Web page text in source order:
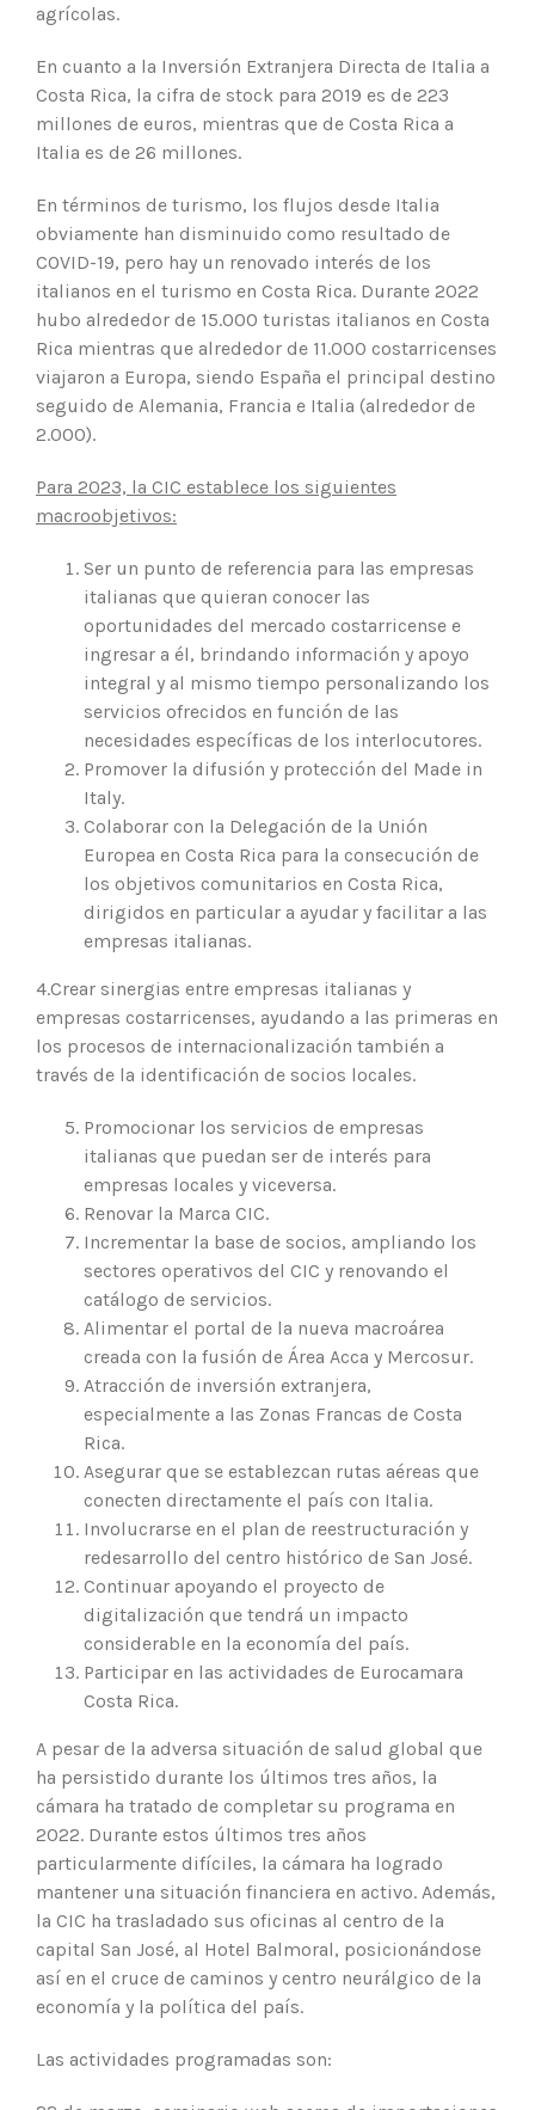
agrícolas.
En cuanto a la Inversión Extranjera Directa de Italia a
Costa Rica, la cifra de stock para 2019 es de 223
millones de euros, mientras que de Costa Rica a
Italia es de 26 millones.
En términos de turismo, los flujos desde Italia
obviamente han disminuido como resultado de
COVID-19, pero hay un renovado interés de los
italianos en el turismo en Costa Rica. Durante 2022
hubo alrededor de 15.000 turistas italianos en Costa
Rica mientras que alrededor de 11.000 costarricenses
viajaron a Europa, siendo España el principal destino
seguido de Alemania, Francia e Italia (alrededor de
2.000).
Para 2023, la CIC establece los siguientes
macroobjetivos:
Ser un punto de referencia para las empresas
italianas que quieran conocer las
oportunidades del mercado costarricense e
ingresar a él, brindando información y apoyo
integral y al mismo tiempo personalizando los
servicios ofrecidos en función de las
necesidades específicas de los interlocutores.
Promover la difusión y protección del Made in
Italy.
Colaborar con la Delegación de la Unión
Europea en Costa Rica para la consecución de
los objetivos comunitarios en Costa Rica,
dirigidos en particular a ayudar y facilitar a las
empresas italianas.
4.Crear sinergias entre empresas italianas y
empresas costarricenses, ayudando a las primeras en
los procesos de internacionalización también a
través de la identificación de socios locales.
Promocionar los servicios de empresas
italianas que puedan ser de interés para
empresas locales y viceversa.
Renovar la Marca CIC.
Incrementar la base de socios, ampliando los
sectores operativos del CIC y renovando el
catálogo de servicios.
Alimentar el portal de la nueva macroárea
creada con la fusión de Área Acca y Mercosur.
Atracción de inversión extranjera,
especialmente a las Zonas Francas de Costa
Rica.
Asegurar que se establezcan rutas aéreas que
conecten directamente el país con Italia.
Involucrarse en el plan de reestructuración y
redesarrollo del centro histórico de San José.
Continuar apoyando el proyecto de
digitalización que tendrá un impacto
considerable en la economía del país.
Participar en las actividades de Eurocamara
Costa Rica.
A pesar de la adversa situación de salud global que
ha persistido durante los últimos tres años, la
cámara ha tratado de completar su programa en
2022. Durante estos últimos tres años
particularmente difíciles, la cámara ha logrado
mantener una situación financiera en activo. Además,
la CIC ha trasladado sus oficinas al centro de la
capital San José, al Hotel Balmoral, posicionándose
así en el cruce de caminos y centro neurálgico de la
economía y la política del país.
Las actividades programadas son: